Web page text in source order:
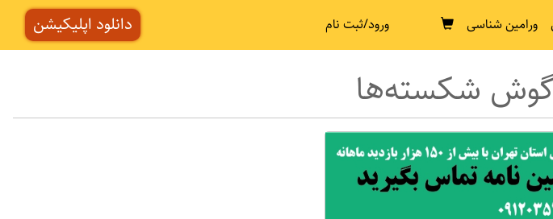
ورامین شناسی ورود/ثبت نام دانلود اپلیکیشن
گوش شکسته‌ها